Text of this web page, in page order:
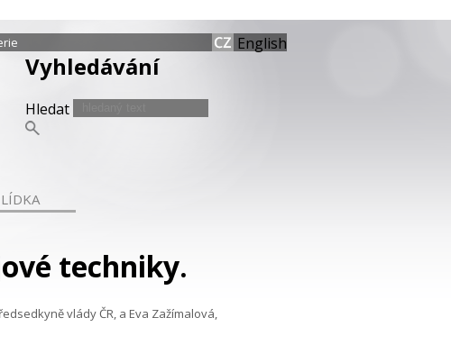
Vyhledávání
Hledat
English
techniky.
vlády ČR, a Eva Zažímalová,